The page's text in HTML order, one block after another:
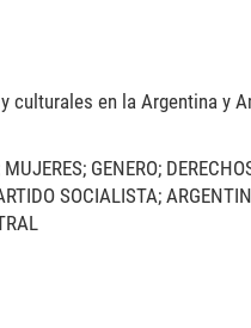
en la Argentina y
GENERO;
SOCIALISTA;